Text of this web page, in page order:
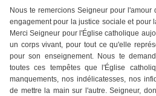
Nous te remercions Seigneur pour l'amour
engagement pour la justice sociale et pour
Merci Seigneur pour l'Église catholique
un corps vivant, pour tout ce qu'elle
pour son enseignement. Nous te
toutes ces tempêtes que l'Église
manquements, nos indélicatesses, nos
de mettre la main sur l'autre. Seigneur,